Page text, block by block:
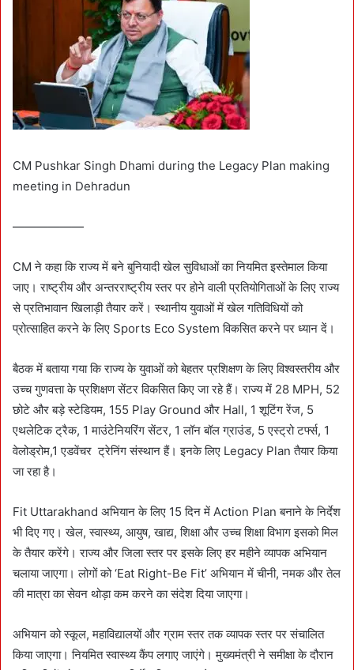
CM Pushkar Singh Dhami during the Legacy Plan making
meeting in Dehradun
——————
CM ने कहा कि राज्य में बने बुनियादी खेल सुविधाओं का नियमित इस्तेमाल किया
जाए। राष्ट्रीय और अन्तरराष्ट्रीय स्तर पर होने वाली प्रतियोगिताओं के लिए राज्य
से प्रतिभावान खिलाड़ी तैयार करें। स्थानीय युवाओं में खेल गतिविधियों को
प्रोत्साहित करने के लिए Sports Eco System विकसित करने पर ध्यान दें।
बैठक में बताया गया कि राज्य के युवाओं को बेहतर प्रशिक्षण के लिए विश्वस्तरीय और
उच्च गुणवत्ता के प्रशिक्षण सेंटर विकसित किए जा रहे हैं। राज्य में 28 MPH, 52
छोटे और बड़े स्टेडियम, 155 Play Ground और Hall, 1 शूटिंग रेंज, 5
एथलेटिक ट्रैक, 1 माउंटेनियरिंग सेंटर, 1 लॉन बॉल ग्राउंड, 5 एस्ट्रो टर्फ्स, 1
वेलोड्रोम,1 एडवेंचर ट्रेनिंग संस्थान हैं। इनके लिए Legacy Plan तैयार किया
जा रहा है।
Fit Uttarakhand अभियान के लिए 15 दिन में Action Plan बनाने के निर्देश
भी दिए गए। खेल, स्वास्थ्य, आयुष, खाद्य, शिक्षा और उच्च शिक्षा विभाग इसको मिल
के तैयार करेंगे। राज्य और जिला स्तर पर इसके लिए हर महीने व्यापक अभियान
चलाया जाएगा। लोगों को ‘Eat Right-Be Fit’ अभियान में चीनी, नमक और तेल
की मात्रा का सेवन थोड़ा कम करने का संदेश दिया जाएगा।
अभियान को स्कूल, महाविद्यालयों और ग्राम स्तर तक व्यापक स्तर पर संचालित
किया जाएगा। नियमित स्वास्थ्य कैंप लगाए जाएंगे। मुख्यमंत्री ने समीक्षा के दौरान